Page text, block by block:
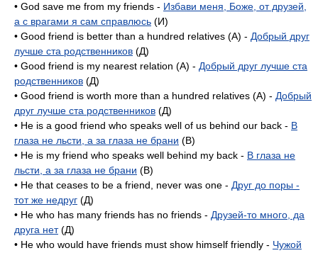
• God save me from my friends - Избави меня, Боже, от друзей,
а с врагами я сам справлюсь (И)
• Good friend is better than a hundred relatives (A) - Добрый друг
лучше ста родственников (Д)
• Good friend is my nearest relation (A) - Добрый друг лучше ста
родственников (Д)
• Good friend is worth more than a hundred relatives (A) - Добрый
друг лучше ста родственников (Д)
• He is a good friend who speaks well of us behind our back - В
глаза не льсти, а за глаза не брани (B)
• He is my friend who speaks well behind my back - В глаза не
льсти, а за глаза не брани (B)
• He that ceases to be a friend, never was one - Друг до поры -
тот же недруг (Д)
• He who has many friends has no friends - Друзей-то много, да
друга нет(Д)
• He who would have friends must show himself friendly - Чужой